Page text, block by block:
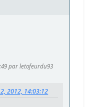
par letofeurdu93
2012, 14:03:12